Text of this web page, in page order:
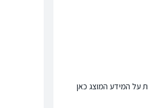
על המידע המוצג כאן